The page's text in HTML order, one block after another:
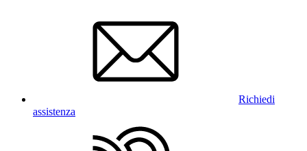
Richiedi
assistenza